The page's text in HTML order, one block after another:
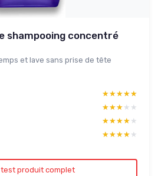
shampooing concentré
et lave sans prise de tête
★★★★★
★★★★★
★★★★★
★★★★★
★★★★★
★★★★★
★★★★★
★★★★★
test produit complet